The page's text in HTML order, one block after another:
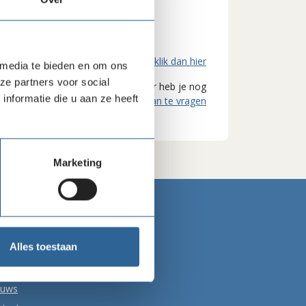
te bieden en om ons
partners voor social
die u aan ze heeft
Marketing
Alles toestaan
Wachtwoord vergeten? klik dan hier
Goede Doelen Nederland, maar heb je nog
Klik hier om jouw account aan te vragen
ons